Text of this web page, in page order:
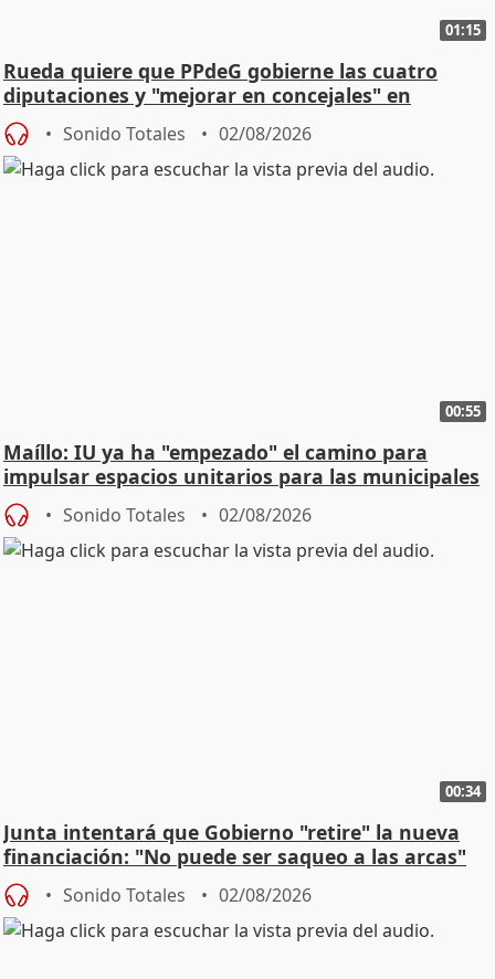
01:15
Rueda quiere que PPdeG gobierne las cuatro
diputaciones y "mejorar en concejales" en
ciudades
Sonido Totales 02/08/2026
00:55
Maíllo: IU ya ha "empezado" el camino para
impulsar espacios unitarios para las municipales
Sonido Totales 02/08/2026
00:34
Junta intentará que Gobierno "retire" la nueva
financiación: "No puede ser saqueo a las arcas"
Sonido Totales 02/08/2026